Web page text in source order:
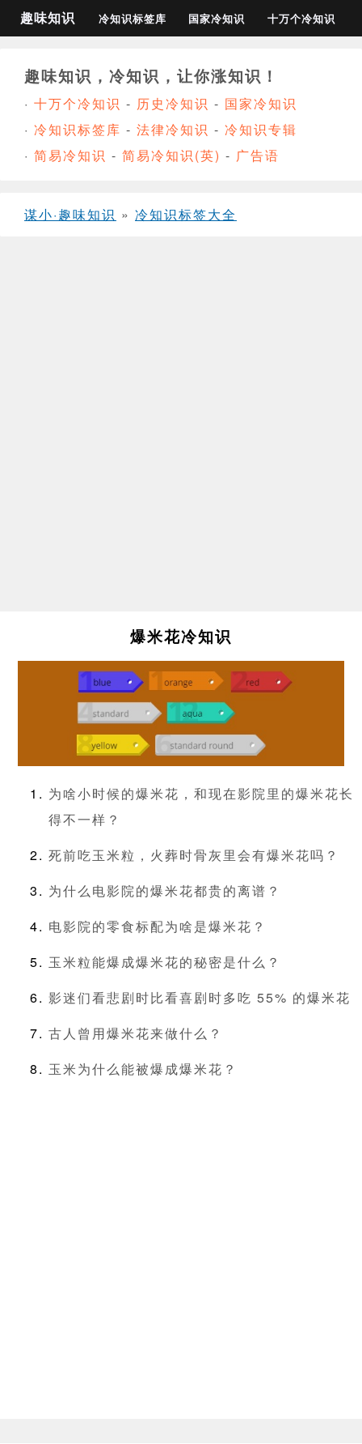
趣味知识 冷知识标签库 国家冷知识 十万个冷知识
趣味知识，冷知识，让你涨知识！
· 十万个冷知识 - 历史冷知识 - 国家冷知识
· 冷知识标签库 - 法律冷知识 - 冷知识专辑
· 简易冷知识 - 简易冷知识(英) - 广告语
谋小·趣味知识 » 冷知识标签大全
爆米花冷知识
为啥小时候的爆米花，和现在影院里的爆米花长
得不一样？
死前吃玉米粒，火葬时骨灰里会有爆米花吗？
为什么电影院的爆米花都贵的离谱？
电影院的零食标配为啥是爆米花？
玉米粒能爆成爆米花的秘密是什么？
影迷们看悲剧时比看喜剧时多吃 55% 的爆米花
古人曾用爆米花来做什么？
玉米为什么能被爆成爆米花？